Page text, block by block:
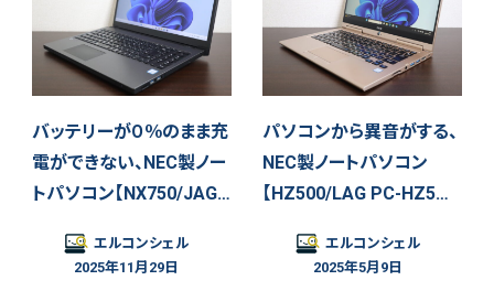
バッテリーが０％のまま充
電ができない、NEC製ノー
トパソコン【NX750/JAG…
エルコンシェル
2025年11月29日
パソコンから異音がする、
NEC製ノートパソコン
【HZ500/LAG PC-HZ5…
エルコンシェル
2025年5月9日